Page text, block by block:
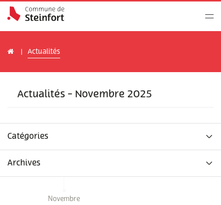
Actualités
Actualités - Novembre 2025
Catégories
Archives
Novembre